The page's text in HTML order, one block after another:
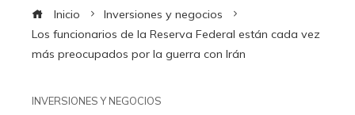
Inicio
Inversiones y negocios
Los funcionarios de la Reserva Federal están cada vez
más preocupados por la guerra con Irán
INVERSIONES Y NEGOCIOS